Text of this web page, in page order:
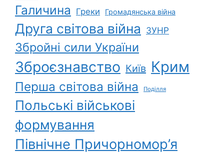
Галичина Греки Громадянська війна
Друга світова війна ЗУНР
Збройні сили України
Зброєзнавство Київ Крим
Перша світова війна Поділля
Польські військові
формування
Північне Причорномор’я